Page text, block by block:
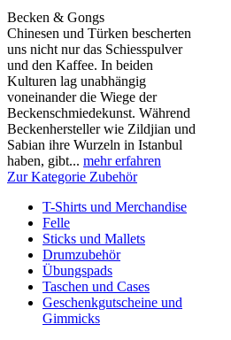
Becken & Gongs
Chinesen und Türken bescherten
uns nicht nur das Schiesspulver
und den Kaffee. In beiden
Kulturen lag unabhängig
voneinander die Wiege der
Beckenschmiedekunst. Während
Beckenhersteller wie Zildjian und
Sabian ihre Wurzeln in Istanbul
haben, gibt... mehr erfahren
Zur Kategorie Zubehör
T-Shirts und Merchandise
Felle
Sticks und Mallets
Drumzubehör
Übungspads
Taschen und Cases
Geschenkgutscheine und
Gimmicks